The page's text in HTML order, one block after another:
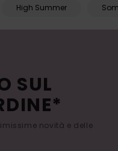
High Summer
SUL
novità e delle